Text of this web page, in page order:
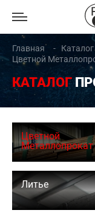
Главная
Цветной
КАТАЛОГ
Цветной
Металлопрокат
Литье